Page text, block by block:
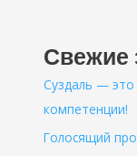
Свежие
Суздаль —
компетенции!
Голосящий